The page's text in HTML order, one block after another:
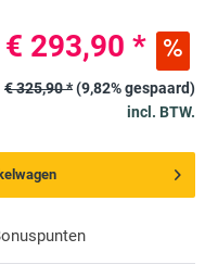
€ 293,90 *
€ 325,90 *(9,82% gespaard)
incl. BTW.